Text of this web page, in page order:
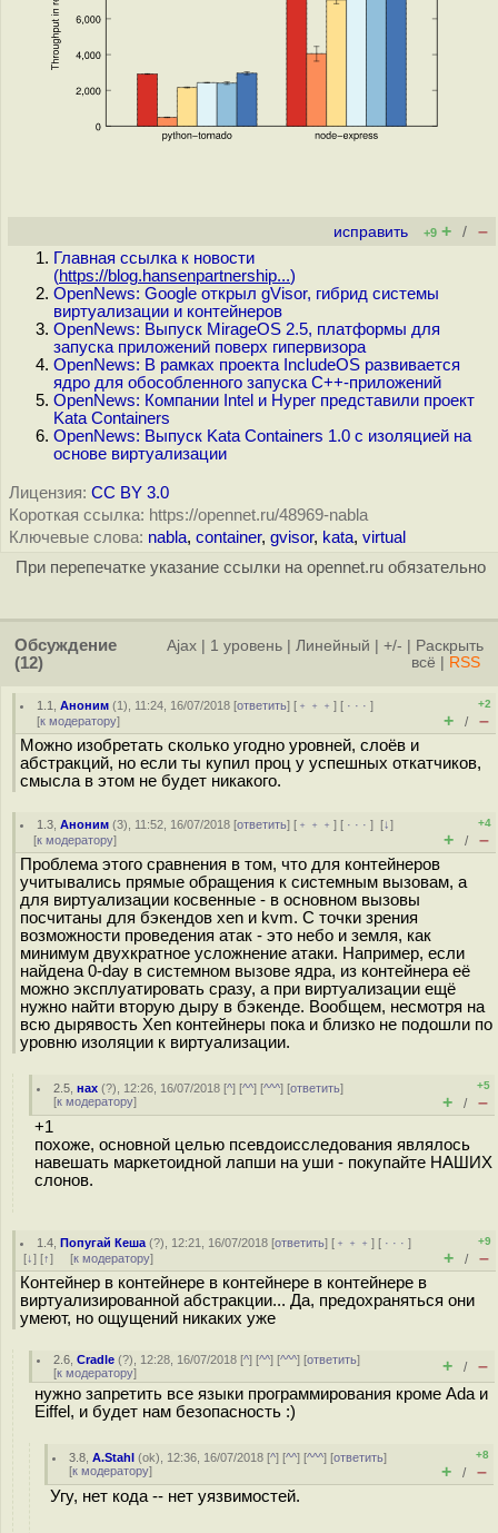
исправить +9 + / –
Главная ссылка к новости
(https://blog.hansenpartnership...)
OpenNews: Google открыл gVisor, гибрид системы
виртуализации и контейнеров
OpenNews: Выпуск MirageOS 2.5, платформы для
запуска приложений поверх гипервизора
OpenNews: В рамках проекта IncludeOS развивается
ядро для обособленного запуска C++-приложений
OpenNews: Компании Intel и Hyper представили проект
Kata Containers
OpenNews: Выпуск Kata Containers 1.0 с изоляцией на
основе виртуализации
Лицензия: CC BY 3.0
Короткая ссылка: https://opennet.ru/48969-nabla
Ключевые слова: nabla, container, gvisor, kata, virtual
При перепечатке указание ссылки на opennet.ru обязательно
Обсуждение
(12)
Ajax 1 уровень Линейный +/-
Раскрыть
всё
RSS
1.1 ,Аноним (1), 11:24, 16/07/2018 [ответить] [ ﹢﹢﹢] [ · · ·]
[к модератору]
+2
+ / –
Можно изобретать сколько угодно уровней, слоёв и
абстракций, но если ты купил проц у успешных откатчиков,
смысла в этом не будет никакого.
1.3 ,Аноним (3), 11:52, 16/07/2018 [ответить] [ ﹢﹢﹢] [ · · ·][↓]
[к модератору]
+4
+ / –
Проблема этого сравнения в том, что для контейнеров
учитывались прямые обращения к системным вызовам, а
для виртуализации косвенные - в основном вызовы
посчитаны для бэкендов xen и kvm. С точки зрения
возможности проведения атак - это небо и земля, как
минимум двухкратное усложнение атаки. Например, если
найдена 0-day в системном вызове ядра, из контейнера её
можно эксплуатировать сразу, а при виртуализации ещё
нужно найти вторую дыру в бэкенде. Вообщем, несмотря на
всю дырявость Xen контейнеры пока и близко не подошли по
уровню изоляции к виртуализации.
2.5 ,нах (?), 12:26, 16/07/2018 [^] [^^] [^^^] [ответить]
[к модератору]
+5
+ / –
+1
похоже, основной целью псевдоисследования являлось
навешать маркетоидной лапши на уши - покупайте НАШИХ
слонов.
1.4 ,Попугай Кеша (?), 12:21, 16/07/2018 [ответить] [ ﹢﹢﹢] [ · · ·]
[↓] [↑] [к модератору]
+9
+ / –
Контейнер в контейнере в контейнере в контейнере в
виртуализированной абстракции... Да, предохраняться они
умеют, но ощущений никаких уже
2.6 ,Cradle (?), 12:28, 16/07/2018 [^] [^^] [^^^] [ответить]
[к модератору] + / –
нужно запретить все языки программирования кроме Ada и
Eiffel, и будет нам безопасность :)
3.8 ,A.Stahl (ok), 12:36, 16/07/2018 [^] [^^] [^^^] [ответить]
[к модератору]
+8
+ / –
Угу, нет кода -- нет уязвимостей.